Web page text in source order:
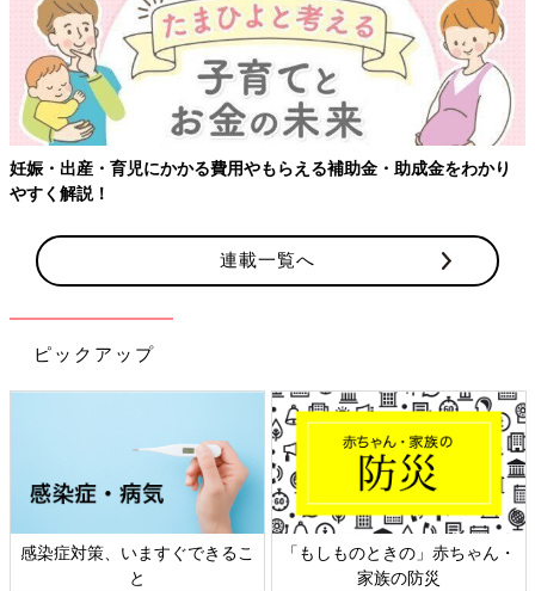
妊娠・出産・育児にかかる費用やもらえる補助金・助成金をわかり
やすく解説！
連載一覧へ
ピックアップ
感染症対策、いますぐできるこ
と
「もしものときの」赤ちゃん・
家族の防災